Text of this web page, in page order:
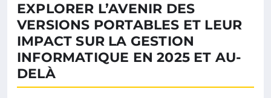
EXPLORER L’AVENIR DES
VERSIONS PORTABLES ET LEUR
IMPACT SUR LA GESTION
INFORMATIQUE EN 2025 ET AU-
DELÀ